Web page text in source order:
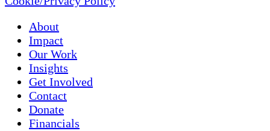
About
Impact
Our Work
Insights
Get Involved
Contact
Donate
Financials